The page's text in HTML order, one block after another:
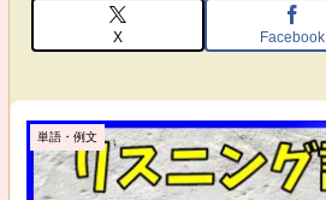
X Facebook
単語・例文